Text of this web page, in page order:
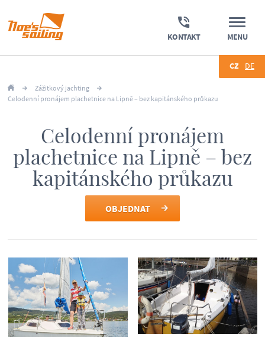
KONTAKT MENU
CZ DE
Zážitkový jachting
Celodenní pronájem plachetnice na Lipně – bez kapitánského průkazu
Celodenní pronájem
plachetnice na Lipně – bez
kapitánského průkazu
OBJEDNAT